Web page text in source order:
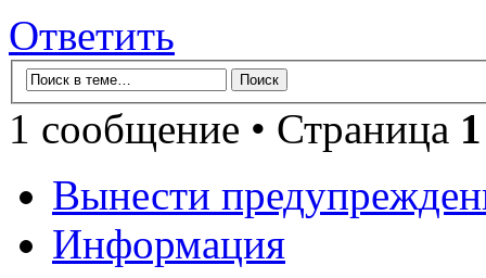
Ответить
1 сообщение • Страница 1
Вынести
Информация